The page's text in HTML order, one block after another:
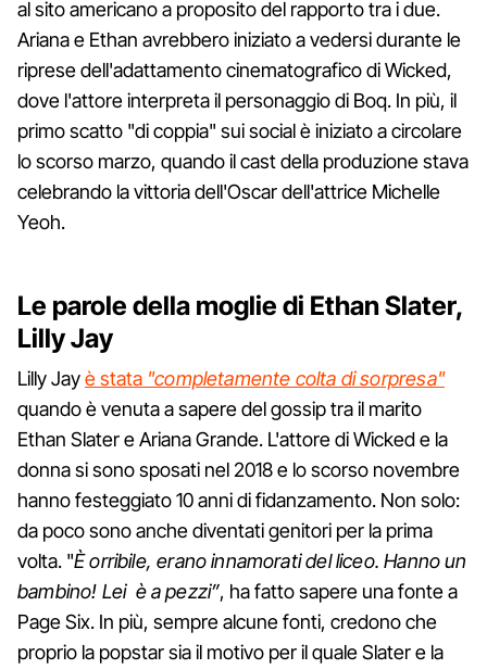
al sito americano a proposito del rapporto tra i due.
Ariana e Ethan avrebbero iniziato a vedersi durante le
riprese dell'adattamento cinematografico di Wicked,
dove l'attore interpreta il personaggio di Boq. In più, il
primo scatto "di coppia" sui social è iniziato a circolare
lo scorso marzo, quando il cast della produzione stava
celebrando la vittoria dell'Oscar dell'attrice Michelle
Yeoh.
Le parole della moglie di Ethan Slater,
Lilly Jay
Lilly Jayè stata "completamente colta di sorpresa"
quando è venuta a sapere del gossip tra il marito
Ethan Slater e Ariana Grande. L'attore di Wicked e la
donna si sono sposati nel 2018 e lo scorso novembre
hanno festeggiato 10 anni di fidanzamento. Non solo:
da poco sono anche diventati genitori per la prima
volta. "È orribile, erano innamorati del liceo. Hanno un
bambino! Lei è a pezzi”, ha fatto sapere una fonte a
Page Six. In più, sempre alcune fonti, credono che
proprio la popstar sia il motivo per il quale Slater e la